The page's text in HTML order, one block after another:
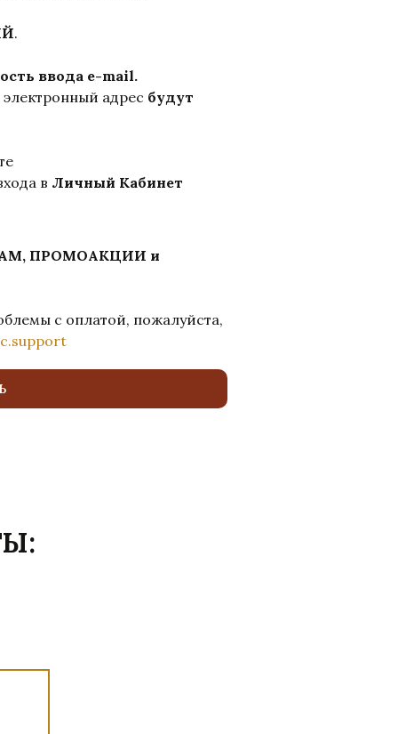
.
ввода e-mail.
адрес будут
в Личный Кабинет
ПРОМОАКЦИИ и
с оплатой, пожалуйста,